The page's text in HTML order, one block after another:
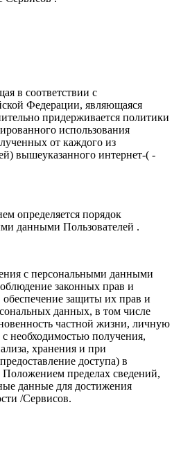
в соответствии с
Федерации, являющаяся
придерживается политики
использования
от каждого из
вышеуказанного интернет-( -
определяется порядок
данными Пользователей .
с персональными данными
законных прав и
обеспечение защиты их прав и
данных, в том числе
частной жизни, личную
необходимостью получения,
хранения и при
доступа) в
пределах сведений,
данные для достижения
/Сервисов.